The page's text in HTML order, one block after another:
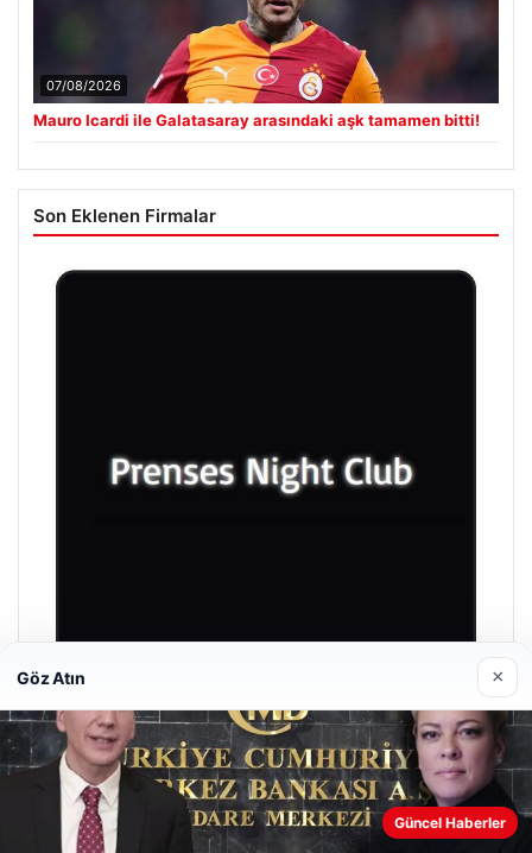
07/08/2026
Mauro Icardi ile Galatasaray arasındaki aşk tamamen bitti!
Son Eklenen Firmalar
Prenses Night Club
29/04/2026
Göz Atın ×
Güncel Haberler